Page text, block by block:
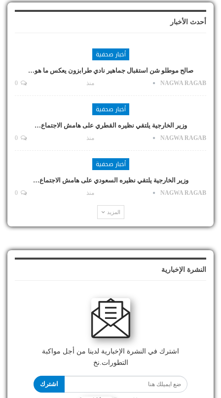
أحدث الأخبار
أخبار صحفية
صالح موطلو شن استقبال جماهير نادي طرابزون يعكس ما هو…
NAGWA RAGAB منذ
أخبار صحفية
وزير الخارجية يلتقي نظيره القطري على هامش الاجتماع…
NAGWA RAGAB منذ
أخبار صحفية
وزير الخارجية يلتقي نظيره السعودي على هامش الاجتماع…
NAGWA RAGAB منذ
المزيد
النشرة الإخبارية
اشترك في النشرة الإخبارية لدينا من أجل مواكبة
التطورات.نخ
اشترك